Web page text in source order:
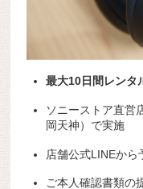
最大10日間レンタ
ソニーストア直営
岡天神）で実施
店舗公式LINEから
ご本人確認書類の